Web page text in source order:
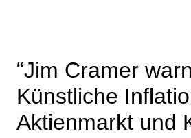
“Jim Cramer
Künstliche
Aktienmarkt und